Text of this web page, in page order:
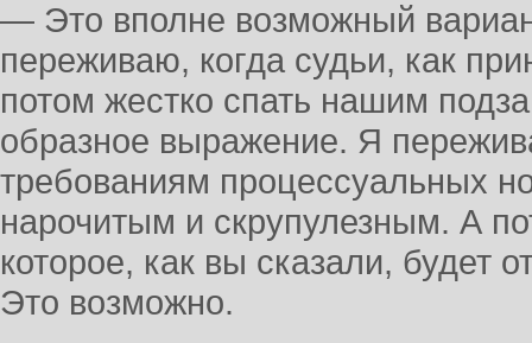
— Это вполне возможный
переживаю, когда судьи, как
потом жестко спать нашим
образное выражение. Я
требованиям процессуальных
нарочитым и скрупулезным. А
которое, как вы сказали, будет
Это возможно.